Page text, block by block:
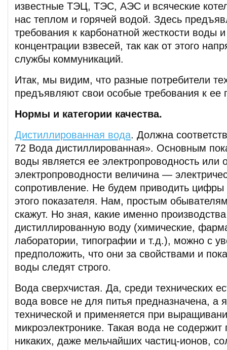
известные ТЭЦ, ТЭС, АЭС и всяческие
нас теплом и горячей водой. Здесь
требования к карбонатной жесткости воды
концентрации взвесей, так как от этого
службы коммуникаций.
Итак, мы видим, что разные потребители
предъявляют свои особые требования к ее
Нормы и категории качества.
Дистиллированная вода. Должна
72 Вода дистиллированная». Основным
воды является ее электропроводность или
электропроводности величина —
сопротивление. Не будем приводить цифры
этого показателя. Нам, простым
скажут. Но зная, какие именно
дистиллированную воду (химические,
лаборатории, типографии и т.д.), можно с
предположить, что они за свойствами и
воды следят строго.
Вода сверхчистая. Да, среди технических
вода вовсе не для питья предназначена, а
технической и применяется при
микроэлектронике. Такая вода не содержит
никаких, даже мельчайших частиц-ионов,